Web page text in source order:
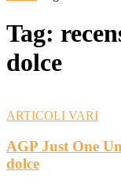
Tag:
dolce
ARTICOLI VARI
AGP Just One
dolce